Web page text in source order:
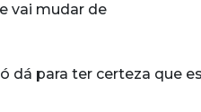
vai mudar de
dá para ter certeza que